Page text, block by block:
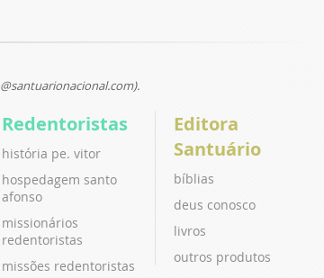
Redentoristas
história pe. vitor
hospedagem santo
afonso
missionários
redentoristas
missões redentoristas
Editora
Santuário
bíblias
deus conosco
livros
outros produtos